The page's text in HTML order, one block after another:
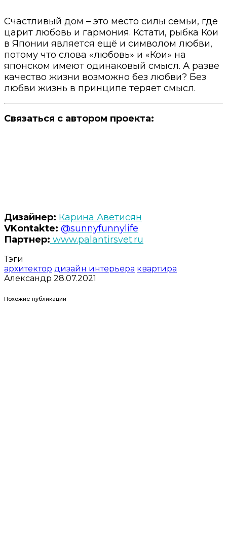
Счастливый дом – это место силы семьи, где
царит любовь и гармония. Кстати, рыбка Кои
в Японии является ещё и символом любви,
потому что слова «любовь» и «Кои» на
японском имеют одинаковый смысл. А разве
качество жизни возможно без любви? Без
любви жизнь в принципе теряет смысл.
Связаться с автором проекта:
Дизайнер: Карина Аветисян
VKontakte: @sunnyfunnylife
Партнер: www.palantirsvet.ru
Тэги
архитектор дизайн интерьера квартира
Александр 28.07.2021
Похожие публикации